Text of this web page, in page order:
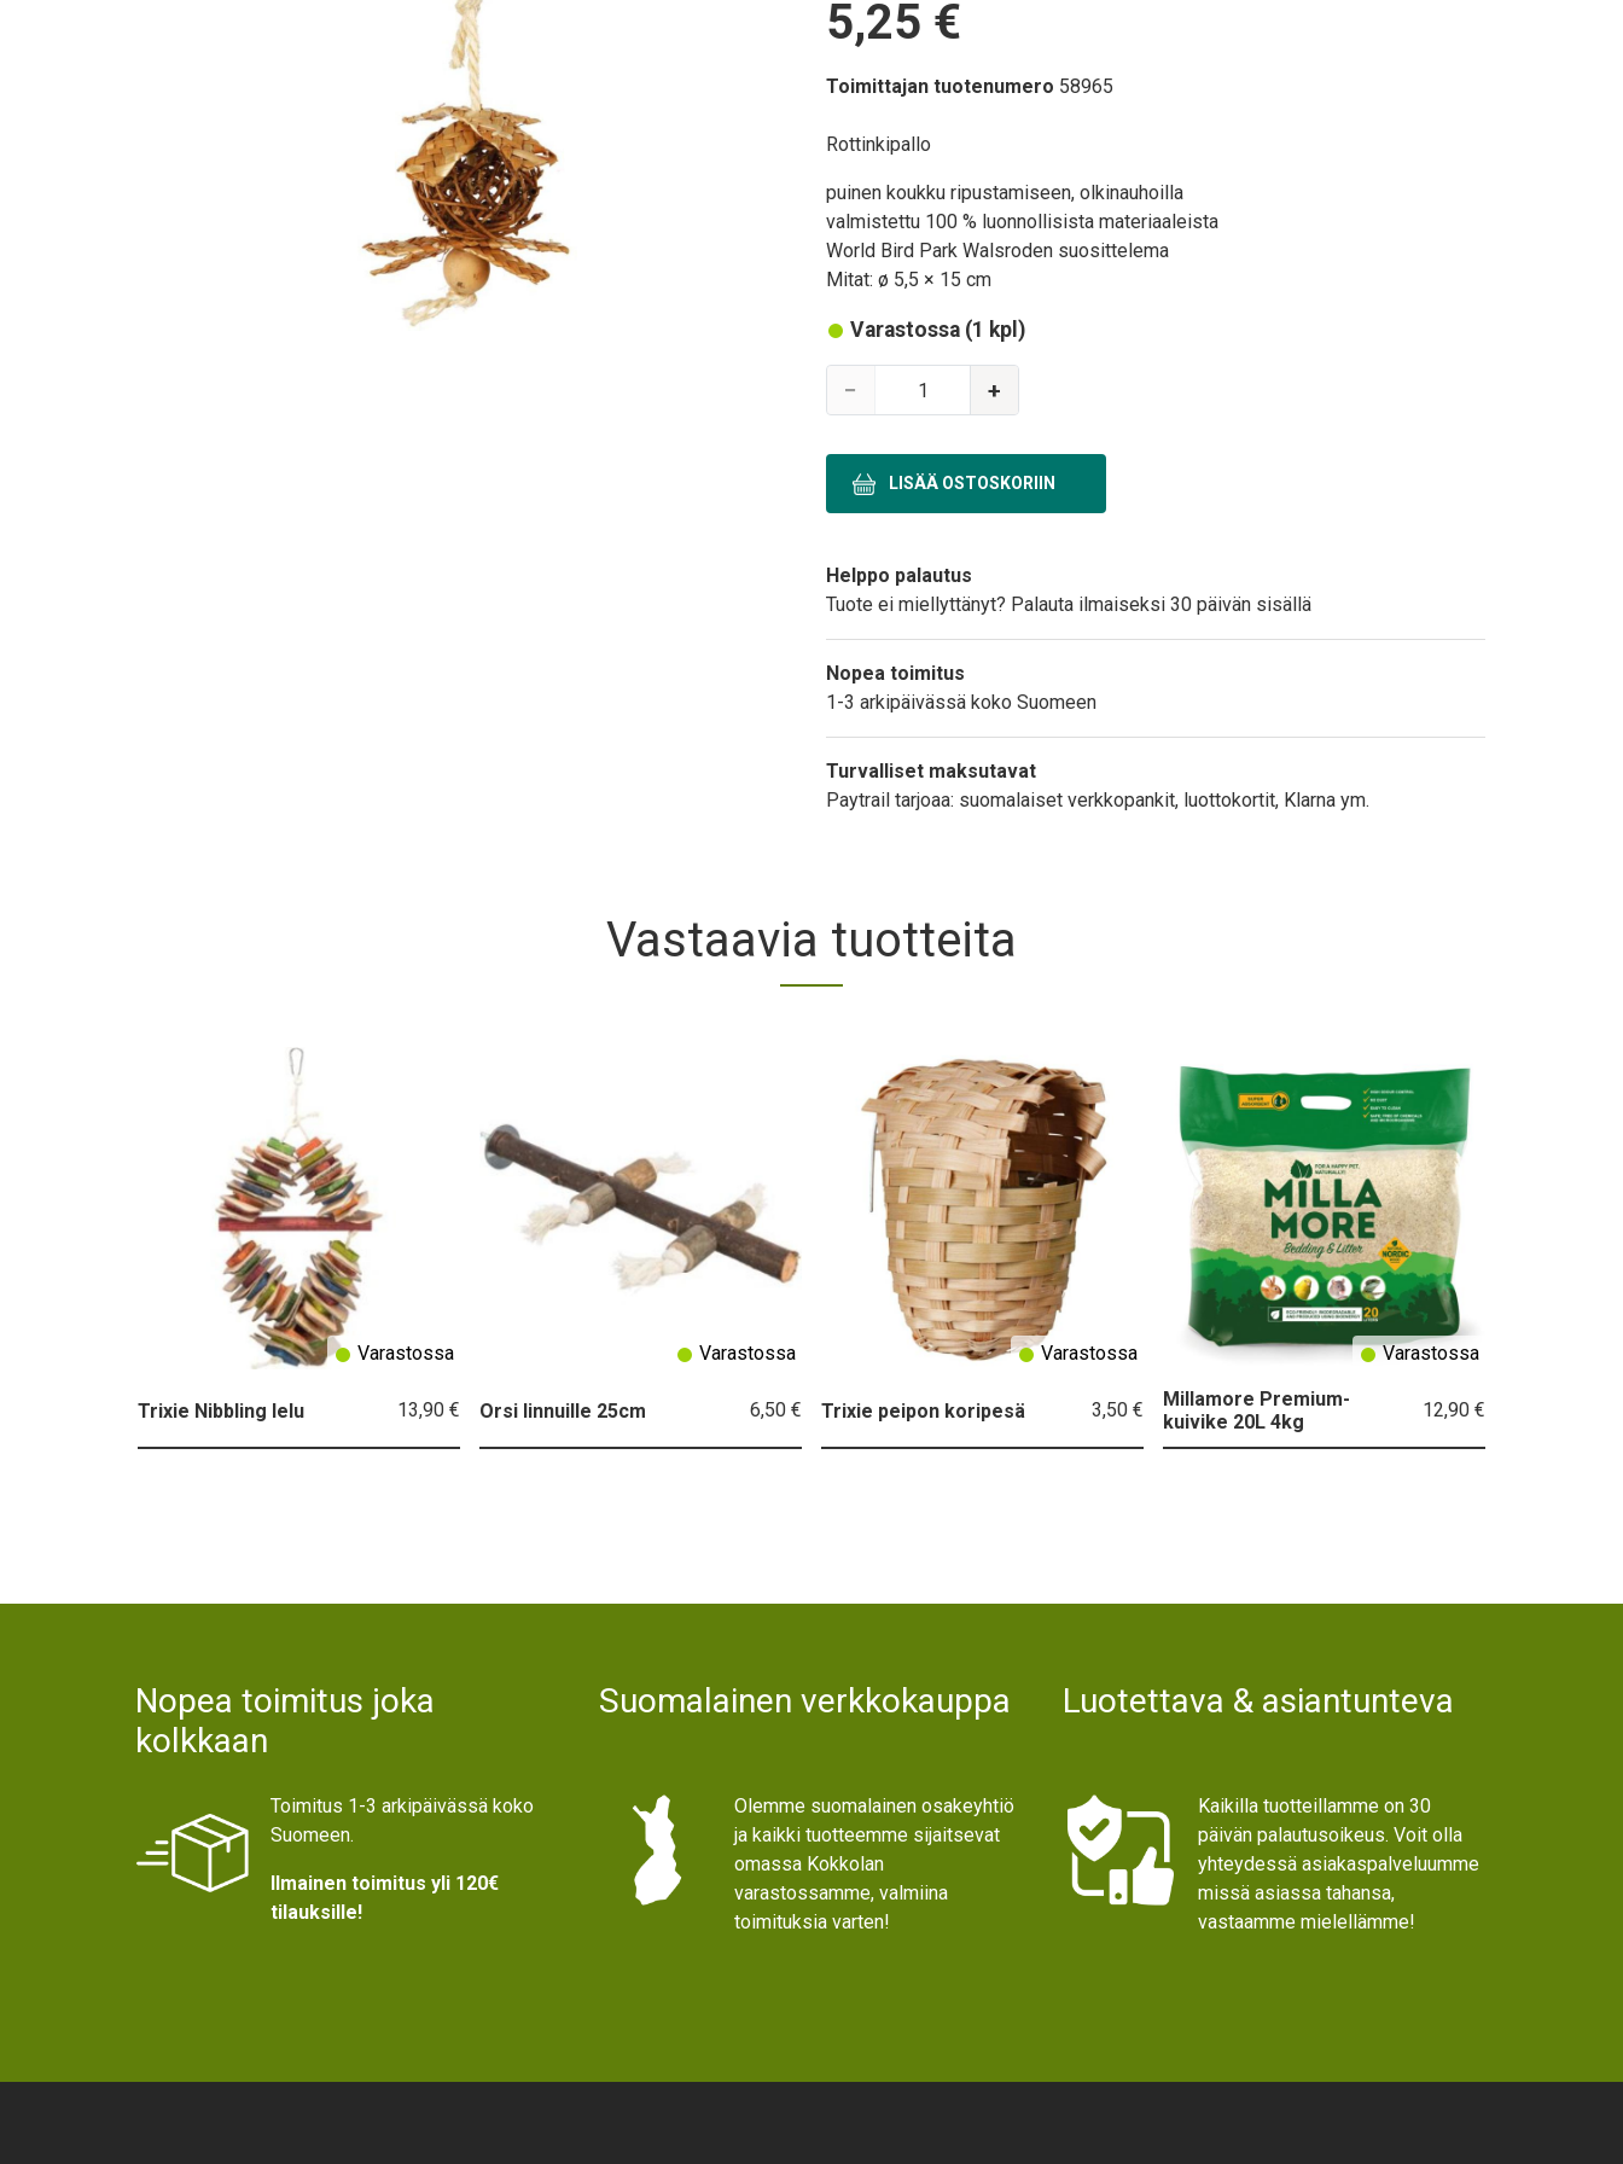
Hinta
5,25 €
Toimittajan tuotenumero 58965
Body
Rottinkipallo
puinen koukku ripustamiseen, olkinauhoilla
valmistettu 100 % luonnollisista materiaaleista
World Bird Park Walsroden suosittelema
Mitat: ø 5,5 × 15 cm
Varastossa (1 kpl)
− +
Text
Helppo palautus
Tuote ei miellyttänyt? Palauta ilmaiseksi 30 päivän sisällä
Nopea toimitus
1-3 arkipäivässä koko Suomeen
Turvalliset maksutavat
Paytrail tarjoaa: suomalaiset verkkopankit, luottokortit, Klarna ym.
Vastaavia tuotteita
Trixie Nibbling lelu 13,90 €
Varastossa
Orsi linnuille 25cm 6,50 €
Varastossa
Trixie peipon koripesä 3,50 €
Varastossa
Millamore Premium-
kuivike 20L 4kg
12,90 €
Varastossa
Nopea toimitus joka
kolkkaan
Toimitus 1-3 arkipäivässä koko
Suomeen.
Ilmainen toimitus yli 120€
tilauksille!
Suomalainen verkkokauppa
Olemme suomalainen osakeyhtiö
ja kaikki tuotteemme sijaitsevat
omassa Kokkolan
varastossamme, valmiina
toimituksia varten!
Luotettava & asiantunteva
Kaikilla tuotteillamme on 30
päivän palautusoikeus. Voit olla
yhteydessä asiakaspalveluumme
missä asiassa tahansa,
vastaamme mielellämme!